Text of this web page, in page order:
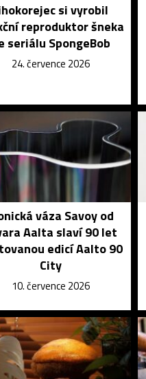
si vyrobil
reproduktor šneka
seriálu SpongeBob
24. července 2026
váza Savoy od
Aalta slaví 90 let
edicí Aalto 90
City
10. července 2026